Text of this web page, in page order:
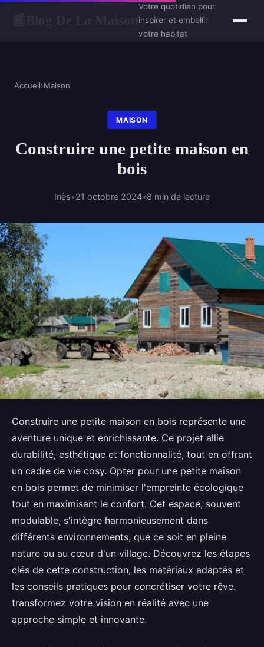
Votre quotidien pour
inspirer et embellir
votre habitat
Accueil›Maison
MAISON
Construire une petite maison en
bois
Inès•21 octobre 2024•8 min de lecture
Construire une petite maison en bois représente une
aventure unique et enrichissante. Ce projet allie
durabilité, esthétique et fonctionnalité, tout en offrant
un cadre de vie cosy. Opter pour une petite maison
en bois permet de minimiser l'empreinte écologique
tout en maximisant le confort. Cet espace, souvent
modulable, s'intègre harmonieusement dans
différents environnements, que ce soit en pleine
nature ou au cœur d'un village. Découvrez les étapes
clés de cette construction, les matériaux adaptés et
les conseils pratiques pour concrétiser votre rêve.
transformez votre vision en réalité avec une
approche simple et innovante.